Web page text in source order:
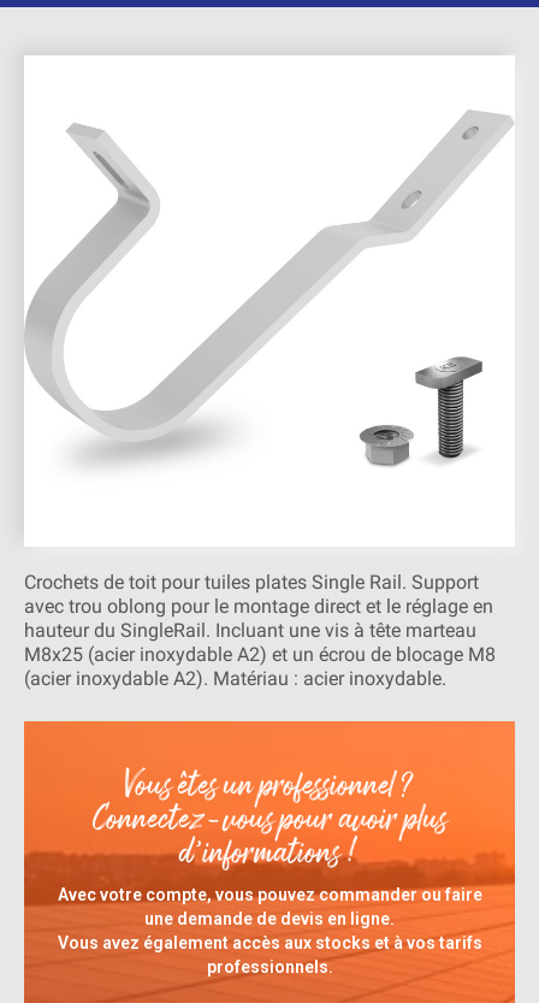
Crochets de toit pour tuiles plates Single Rail. Support
avec trou oblong pour le montage direct et le réglage en
hauteur du SingleRail. Incluant une vis à tête marteau
M8x25 (acier inoxydable A2) et un écrou de blocage M8
(acier inoxydable A2). Matériau : acier inoxydable.
Vous êtes un professionnel ?
Connectez-vous pour avoir plus
d’informations !
Avec votre compte, vous pouvez commander ou faire
une demande de devis en ligne.
Vous avez également accès aux stocks et à vos tarifs
professionnels.